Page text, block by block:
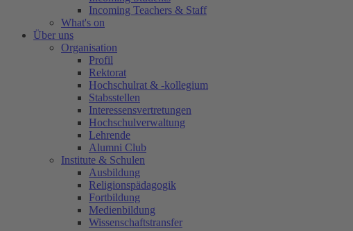
Incoming Teachers & Staff
What's on
Über uns
Organisation
Profil
Rektorat
Hochschulrat & -kollegium
Stabsstellen
Interessensvertretungen
Hochschulverwaltung
Lehrende
Alumni Club
Institute & Schulen
Ausbildung
Religionspädagogik
Fortbildung
Medienbildung
Wissenschaftstransfer